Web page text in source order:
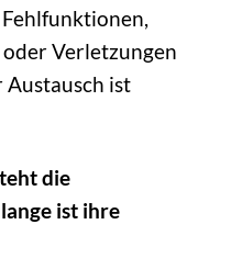
Verletzungen
ist
die
ist ihre